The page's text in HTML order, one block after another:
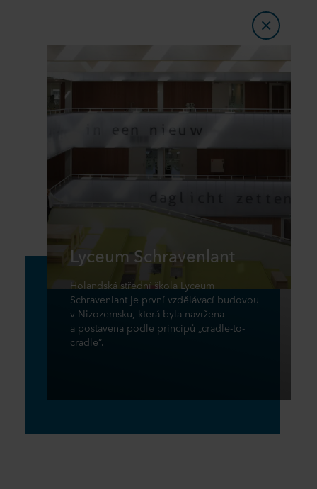
Lyceum Schravenlant
Holandská střední škola Lyceum
Schravenlant je první vzdělávací budovou
v Nizozemsku, která byla navržena
a postavena podle principů „cradle-to-
cradle“.